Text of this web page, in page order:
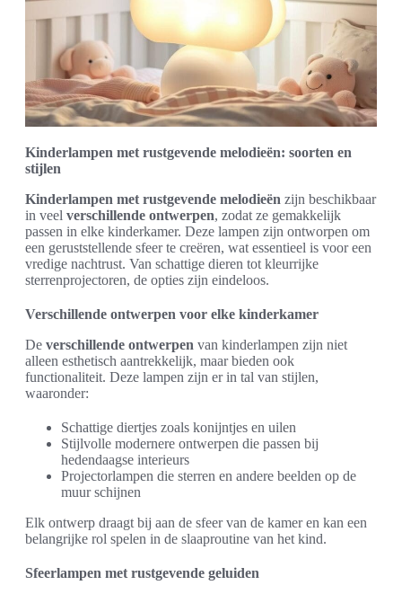
Kinderlampen met rustgevende melodieën: soorten en
stijlen
Kinderlampen met rustgevende melodieën zijn beschikbaar
in veel verschillende ontwerpen, zodat ze gemakkelijk
passen in elke kinderkamer. Deze lampen zijn ontworpen om
een geruststellende sfeer te creëren, wat essentieel is voor een
vredige nachtrust. Van schattige dieren tot kleurrijke
sterrenprojectoren, de opties zijn eindeloos.
Verschillende ontwerpen voor elke kinderkamer
De verschillende ontwerpen van kinderlampen zijn niet
alleen esthetisch aantrekkelijk, maar bieden ook
functionaliteit. Deze lampen zijn er in tal van stijlen,
waaronder:
Schattige diertjes zoals konijntjes en uilen
Stijlvolle modernere ontwerpen die passen bij
hedendaagse interieurs
Projectorlampen die sterren en andere beelden op de
muur schijnen
Elk ontwerp draagt bij aan de sfeer van de kamer en kan een
belangrijke rol spelen in de slaaproutine van het kind.
Sfeerlampen met rustgevende geluiden